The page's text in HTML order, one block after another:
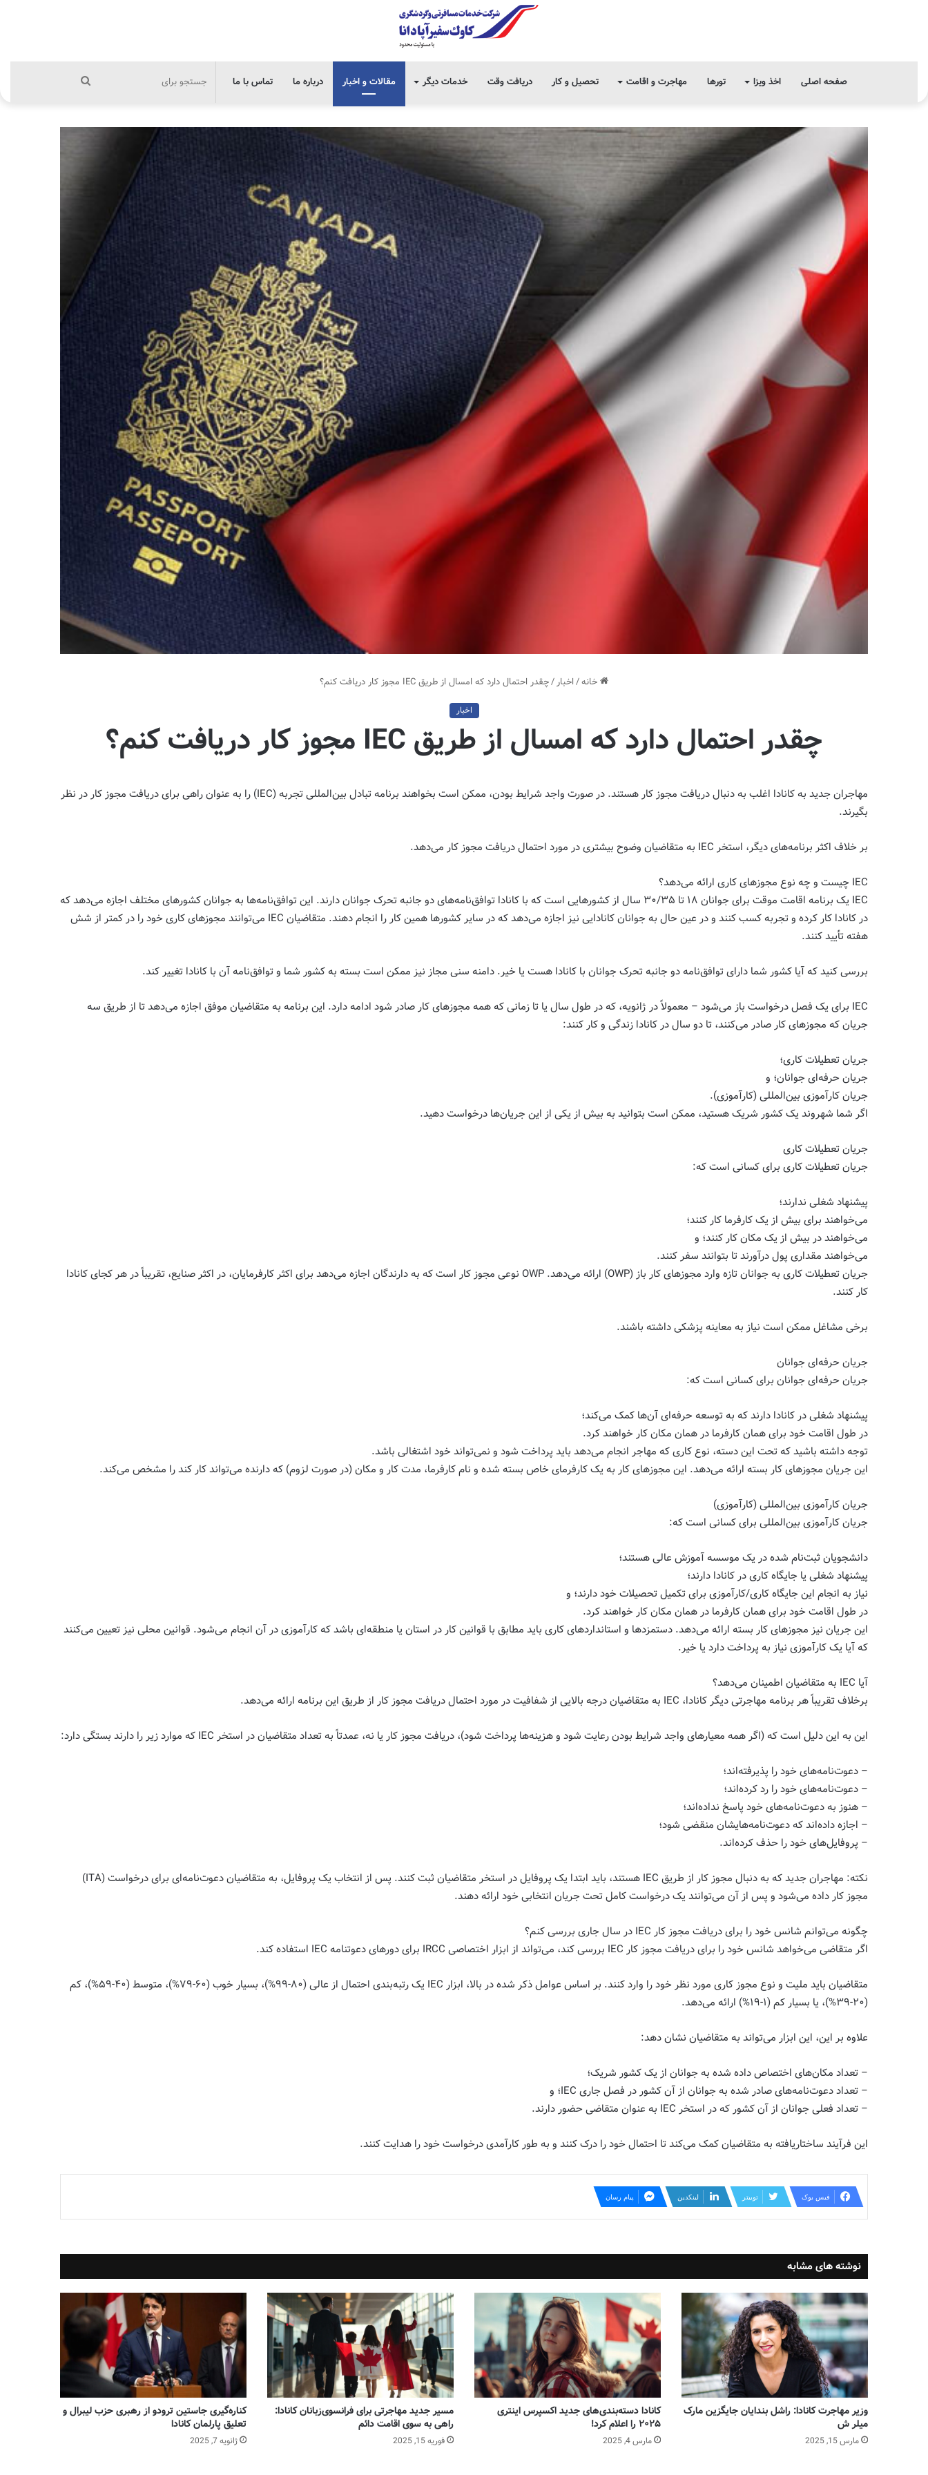
صفحه اصلی اخذ ویزا تورها مهاجرت و اقامت تحصیل و کار دریافت وقت خدمات دیگر مقالات و اخبار درباره ما تماس با ما جستجو
برای
خانه/اخبار/چقدر احتمال دارد که امسال از طریق IEC مجوز کار دریافت کنم؟
اخبار
چقدر احتمال دارد که امسال از طریق IEC مجوز کار دریافت کنم؟
مهاجران جدید به کانادا اغلب به دنبال دریافت مجوز کار هستند. در صورت واجد شرایط بودن، ممکن است بخواهند برنامه تبادل بین‌المللی تجربه (IEC) را به عنوان راهی برای دریافت مجوز کار در نظر
بگیرند.
بر خلاف اکثر برنامه‌های دیگر، استخر IEC به متقاضیان وضوح بیشتری در مورد احتمال دریافت مجوز کار می‌دهد.
IEC چیست و چه نوع مجوزهای کاری ارائه می‌دهد؟
IEC یک برنامه اقامت موقت برای جوانان ۱۸ تا ۳۰/۳۵ سال از کشورهایی است که با کانادا توافق‌نامه‌های دو جانبه تحرک جوانان دارند. این توافق‌نامه‌ها به جوانان کشورهای مختلف اجازه می‌دهد که
در کانادا کار کرده و تجربه کسب کنند و در عین حال به جوانان کانادایی نیز اجازه می‌دهد که در سایر کشورها همین کار را انجام دهند. متقاضیان IEC می‌توانند مجوزهای کاری خود را در کمتر از شش
هفته تأیید کنند.
بررسی کنید که آیا کشور شما دارای توافق‌نامه دو جانبه تحرک جوانان با کانادا هست یا خیر. دامنه سنی مجاز نیز ممکن است بسته به کشور شما و توافق‌نامه آن با کانادا تغییر کند.
IEC برای یک فصل درخواست باز می‌شود – معمولاً در ژانویه، که در طول سال یا تا زمانی که همه مجوزهای کار صادر شود ادامه دارد. این برنامه به متقاضیان موفق اجازه می‌دهد تا از طریق سه
جریان که مجوزهای کار صادر می‌کنند، تا دو سال در کانادا زندگی و کار کنند:
جریان تعطیلات کاری؛
جریان حرفه‌ای جوانان؛ و
جریان کارآموزی بین‌المللی (کارآموزی).
اگر شما شهروند یک کشور شریک هستید، ممکن است بتوانید به بیش از یکی از این جریان‌ها درخواست دهید.
جریان تعطیلات کاری
جریان تعطیلات کاری برای کسانی است که:
پیشنهاد شغلی ندارند؛
می‌خواهند برای بیش از یک کارفرما کار کنند؛
می‌خواهند در بیش از یک مکان کار کنند؛ و
می‌خواهند مقداری پول درآورند تا بتوانند سفر کنند.
جریان تعطیلات کاری به جوانان تازه وارد مجوزهای کار باز (OWP) ارائه می‌دهد. OWP نوعی مجوز کار است که به دارندگان اجازه می‌دهد برای اکثر کارفرمایان، در اکثر صنایع، تقریباً در هر کجای کانادا
کار کنند.
برخی مشاغل ممکن است نیاز به معاینه پزشکی داشته باشند.
جریان حرفه‌ای جوانان
جریان حرفه‌ای جوانان برای کسانی است که:
پیشنهاد شغلی در کانادا دارند که به توسعه حرفه‌ای آن‌ها کمک می‌کند؛
در طول اقامت خود برای همان کارفرما در همان مکان کار خواهند کرد.
توجه داشته باشید که تحت این دسته، نوع کاری که مهاجر انجام می‌دهد باید پرداخت شود و نمی‌تواند خود اشتغالی باشد.
این جریان مجوزهای کار بسته ارائه می‌دهد. این مجوزهای کار به یک کارفرمای خاص بسته شده و نام کارفرما، مدت کار و مکان (در صورت لزوم) که دارنده می‌تواند کار کند را مشخص می‌کند.
جریان کارآموزی بین‌المللی (کارآموزی)
جریان کارآموزی بین‌المللی برای کسانی است که:
دانشجویان ثبت‌نام شده در یک موسسه آموزش عالی هستند؛
پیشنهاد شغلی یا جایگاه کاری در کانادا دارند؛
نیاز به انجام این جایگاه کاری/کارآموزی برای تکمیل تحصیلات خود دارند؛ و
در طول اقامت خود برای همان کارفرما در همان مکان کار خواهند کرد.
این جریان نیز مجوزهای کار بسته ارائه می‌دهد. دستمزدها و استانداردهای کاری باید مطابق با قوانین کار در استان یا منطقه‌ای باشد که کارآموزی در آن انجام می‌شود. قوانین محلی نیز تعیین می‌کنند
که آیا یک کارآموزی نیاز به پرداخت دارد یا خیر.
آیا IEC به متقاضیان اطمینان می‌دهد؟
برخلاف تقریباً هر برنامه مهاجرتی دیگر کانادا، IEC به متقاضیان درجه بالایی از شفافیت در مورد احتمال دریافت مجوز کار از طریق این برنامه ارائه می‌دهد.
این به این دلیل است که (اگر همه معیارهای واجد شرایط بودن رعایت شود و هزینه‌ها پرداخت شود)، دریافت مجوز کار یا نه، عمدتاً به تعداد متقاضیان در استخر IEC که موارد زیر را دارند بستگی دارد:
– دعوت‌نامه‌های خود را پذیرفته‌اند؛
– دعوت‌نامه‌های خود را رد کرده‌اند؛
– هنوز به دعوت‌نامه‌های خود پاسخ نداده‌اند؛
– اجازه داده‌اند که دعوت‌نامه‌هایشان منقضی شود؛
– پروفایل‌های خود را حذف کرده‌اند.
نکته: مهاجران جدید که به دنبال مجوز کار از طریق IEC هستند، باید ابتدا یک پروفایل در استخر متقاضیان ثبت کنند. پس از انتخاب یک پروفایل، به متقاضیان دعوت‌نامه‌ای برای درخواست (ITA)
مجوز کار داده می‌شود و پس از آن می‌توانند یک درخواست کامل تحت جریان انتخابی خود ارائه دهند.
چگونه می‌توانم شانس خود را برای دریافت مجوز کار IEC در سال جاری بررسی کنم؟
اگر متقاضی می‌خواهد شانس خود را برای دریافت مجوز کار IEC بررسی کند، می‌تواند از ابزار اختصاصی IRCC برای دورهای دعوتنامه IEC استفاده کند.
متقاضیان باید ملیت و نوع مجوز کاری مورد نظر خود را وارد کنند. بر اساس عوامل ذکر شده در بالا، ابزار IEC یک رتبه‌بندی احتمال از عالی (۸۰-۹۹%)، بسیار خوب (۶۰-۷۹%)، متوسط (۴۰-۵۹%)، کم
(۲۰-۳۹%)، یا بسیار کم (۱-۱۹%) ارائه می‌دهد.
علاوه بر این، این ابزار می‌تواند به متقاضیان نشان دهد:
– تعداد مکان‌های اختصاص داده شده به جوانان از یک کشور شریک؛
– تعداد دعوت‌نامه‌های صادر شده به جوانان از آن کشور در فصل جاری IEC؛ و
– تعداد فعلی جوانان از آن کشور که در استخر IEC به عنوان متقاضی حضور دارند.
این فرآیند ساختاریافته به متقاضیان کمک می‌کند تا احتمال خود را درک کنند و به طور کارآمدی درخواست خود را هدایت کنند.
فیس بوک توییتر لینکدین پیام رسان
نوشته های مشابه
وزیر مهاجرت کانادا: راشل بندایان جایگزین مارک
میلر ش
مارس 15, 2025
کانادا دسته‌بندی‌های جدید اکسپرس اینتری
۲۰۲۵ را اعلام کرد!
مارس 4, 2025
مسیر جدید مهاجرتی برای فرانسوی‌زبانان کانادا:
راهی به سوی اقامت دائم
فوریه 15, 2025
کناره‌گیری جاستین ترودو از رهبری حزب لیبرال و
تعلیق پارلمان کانادا
ژانویه 7, 2025